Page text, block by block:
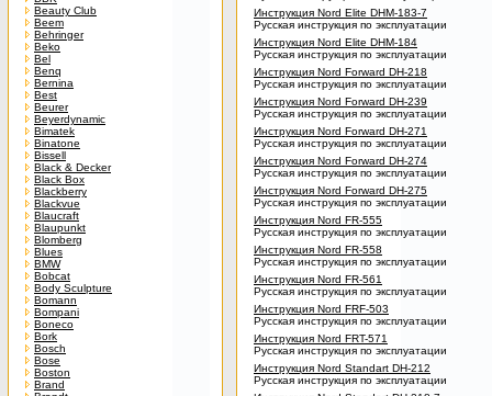
Beauty Club
Beem
Behringer
Beko
Bel
Benq
Bernina
Best
Beurer
Beyerdynamic
Bimatek
Binatone
Bissell
Black & Decker
Black Box
Blackberry
Blackvue
Blaucraft
Blaupunkt
Blomberg
Blues
BMW
Bobcat
Body Sculpture
Bomann
Bompani
Boneco
Bork
Bosch
Bose
Boston
Brand
Инструкция Nord Elite DHM-183-7
Русская инструкция по эксплуатации
Инструкция Nord Elite DHM-184
Русская инструкция по эксплуатации
Инструкция Nord Forward DH-218
Русская инструкция по эксплуатации
Инструкция Nord Forward DH-239
Русская инструкция по эксплуатации
Инструкция Nord Forward DH-271
Русская инструкция по эксплуатации
Инструкция Nord Forward DH-274
Русская инструкция по эксплуатации
Инструкция Nord Forward DH-275
Русская инструкция по эксплуатации
Инструкция Nord FR-555
Русская инструкция по эксплуатации
Инструкция Nord FR-558
Русская инструкция по эксплуатации
Инструкция Nord FR-561
Русская инструкция по эксплуатации
Инструкция Nord FRF-503
Русская инструкция по эксплуатации
Инструкция Nord FRT-571
Русская инструкция по эксплуатации
Инструкция Nord Standart DH-212
Русская инструкция по эксплуатации